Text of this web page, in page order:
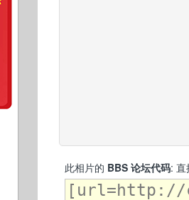
此相片的 BBS 论坛代码: 直